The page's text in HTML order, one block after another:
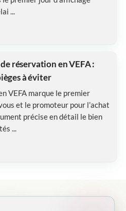
...
réservation en VEFA :
à éviter
VEFA marque le premier
et le promoteur pour l’achat
précise en détail le bien
...